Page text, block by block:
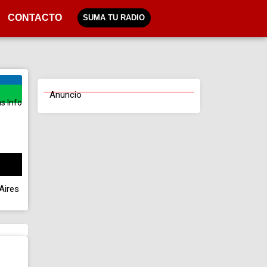
CONTACTO SUMA TU RADIO
Info
Anuncio